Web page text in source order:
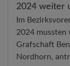
2024 weiter
Im
2024 mussten
Grafschaft
Nordhorn,